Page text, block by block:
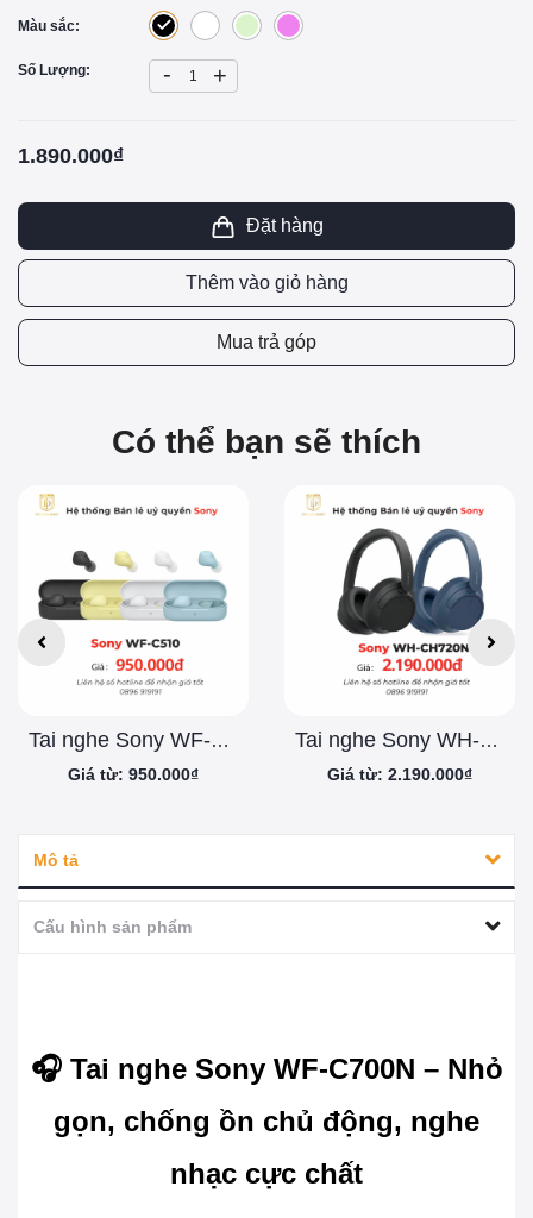
Màu sắc:
Số Lượng: - +
1.890.000₫
Đặt hàng
Thêm vào giỏ hàng
Mua trả góp
Có thể bạn sẽ thích
Tai nghe Sony WF-C510 - Chính Hãng
Giá từ: 950.000₫
Tai nghe Sony WH-CH720N - Chính Hãng
Giá từ: 2.190.000₫
Mô tả
Cấu hình sản phẩm
🎧 Tai nghe Sony WF-C700N – Nhỏ
gọn, chống ồn chủ động, nghe
nhạc cực chất